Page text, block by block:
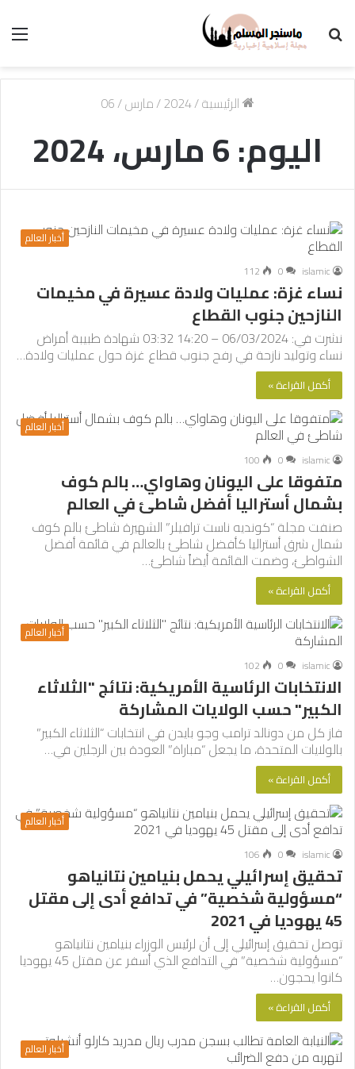
الرئيسية/
2024
/مارس/
06
اليوم:6 مارس، 2024
أخبار العالم
islamic
0
112
نساء غزة: عمليات ولادة عسيرة في مخيمات
النازحين جنوب القطاع
نشرت في: 06/03/2024 – 14:20 03:32 شهادة طبيبة أمراض
نساء وتوليد نازحة في رفح جنوب قطاع غزة حول عمليات ولادة…
أكمل القراءة »
أخبار العالم
islamic
0
100
متفوقا على اليونان وهاواي… بالم كوف
بشمال أستراليا أفضل شاطئ في العالم
صنفت مجلة “كونديه ناست ترافيلر” الشهيرة شاطئ بالم كوف
شمال شرق أستراليا كأفضل شاطئ بالعالم في قائمة أفضل
الشواطئ، وضمت القائمة أيضاً شاطئ…
أكمل القراءة »
أخبار العالم
islamic
0
102
الانتخابات الرئاسية الأمريكية: نتائج "الثلاثاء
الكبير" حسب الولايات المشاركة
فاز كل من دونالد ترامب وجو بايدن في انتخابات “الثلاثاء الكبير”
بالولايات المتحدة، ما يجعل “مباراة” العودة بين الرجلين في…
أكمل القراءة »
أخبار العالم
islamic
0
106
تحقيق إسرائيلي يحمل بنيامين نتانياهو
“مسؤولية شخصية” في تدافع أدى إلى مقتل
45 يهوديا في 2021
توصل تحقيق إسرائيلي إلى أن لرئيس الوزراء بنيامين نتانياهو
“مسؤولية شخصية” في التدافع الذي أسفر عن مقتل 45 يهوديا
كانوا يحجون…
أكمل القراءة »
أخبار العالم